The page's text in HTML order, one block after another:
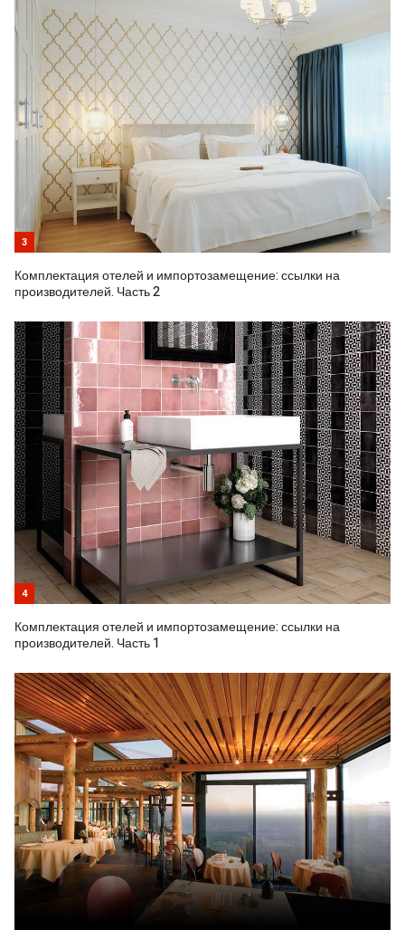
3
Комплектация отелей и импортозамещение: ссылки на
производителей. Часть 2
4
Комплектация отелей и импортозамещение: ссылки на
производителей. Часть 1